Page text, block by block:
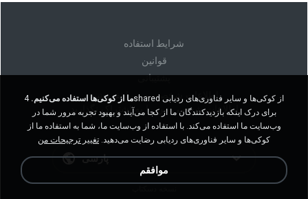
شرايط استفاده
قوانين
پشتیبانی
اطلاعات شخصی من را نفروشید
اطلاعات شخصی من را به اشتراک نگذارید
پارسی
ما از کوکی‌ها استفاده می‌کنیم. 4shared از کوکی‌ها و سایر فناوری‌های ردیابی
برای درک اینکه بازدیدکنندگان ما از کجا می‌آیند و بهبود تجربه مرور شما در
وب‌سایت ما استفاده می‌کند. با استفاده از وب‌سایت ما، شما به استفاده ما از
کوکی‌ها و سایر فناوری‌های ردیابی رضایت می‌دهید. تغییر ترجیحات من
موافقم